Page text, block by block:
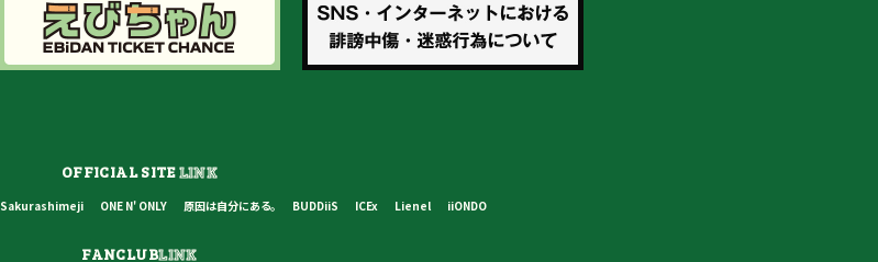
OFFICIAL SITELINK
Sakurashimeji ONE N' ONLY 原因は自分にある。 BUDDiiS ICEx Lienel iiONDO
FANCLUBLINK